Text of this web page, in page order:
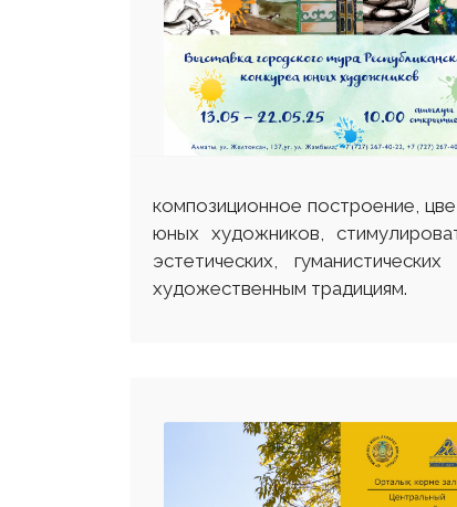
композиционное построение,
юных художников,
эстетических,
художественным традициям.